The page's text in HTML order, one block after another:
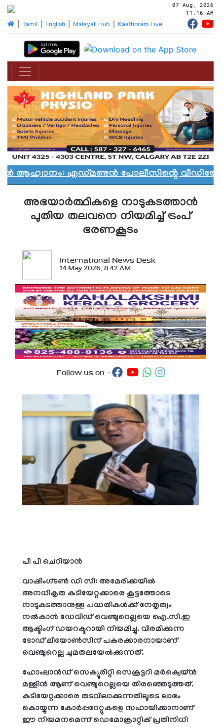
07 Aug, 2026
11:16 AM
| Tamil English| Malayali Hub Kaathoram Live
എഡ്മണ്ടൻ പോലീസിൻ്റെ വീഡിയോ
അഭയാര്‍ത്ഥികളെ നാടുകടത്താന്‍
പുതിയ തലവനെ നിയമിച്ച് ട്രംപ്
ഭരണകൂടം
International News Desk
14 May 2026, 8:42 AM
Follow us on :
പി പി ചെറിയാന്‍
വാഷിംഗ്ടണ്‍ ഡി സി: അമേരിക്കയില്‍
അനധികൃത കുടിയേറ്റക്കാരെ കൂട്ടത്തോടെ
നാടുകടത്താനുള്ള പദ്ധതികള്‍ക്ക് നേതൃത്വം
നല്‍കാന്‍ ഡേവിഡ് വെഞ്ചുറെല്ലയെ ഐ.സി.ഇ
ആക്ടിംഗ് ഡയറക്ടറായി നിയമിച്ചു. വിരമിക്കുന്ന
ടോഡ് ലിയോണ്‍സിന് പകരക്കാരനായാണ്
വെഞ്ചുറെല്ല ചുമതലയേല്‍ക്കുന്നത്.
ഹോംലാന്‍ഡ് സെക്യൂരിറ്റി സെക്രട്ടറി മര്‍ക്വെയ്ന്‍
മള്ളിന്‍ ആണ് വെഞ്ചുറെല്ലയെ തിരഞ്ഞെടുത്തത്.
കുടിയേറ്റക്കാരെ തടവിലാക്കുന്നതിലൂടെ ലാഭം
കൊയ്യുന്ന കോര്‍പ്പറേറ്റുകളെ സഹായിക്കാനാണ്
ഈ നിയമനമെന്ന് ഡെമോക്രാറ്റിക് പ്രതിനിധി